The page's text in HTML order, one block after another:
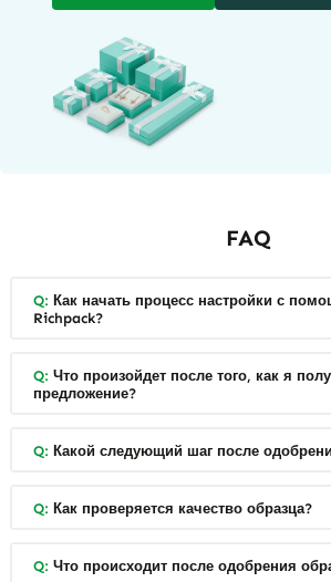
FAQ
Q: Как начать процесс настройки с
Richpack?
Q: Что произойдет после того, как я
предложение?
Q: Какой следующий шаг после
Q: Как проверяется качество образца?
Q: Что происходит после одобрения